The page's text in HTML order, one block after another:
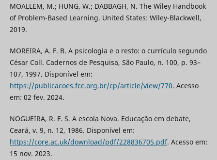
MOALLEM, M.; HUNG, W.; DABBAGH, N. The Wiley Handbook
of Problem-Based Learning. United States: Wiley-Blackwell,
2019.
MOREIRA, A. F. B. A psicologia e o resto: o currículo segundo
César Coll. Cadernos de Pesquisa, São Paulo, n. 100, p. 93–
107, 1997. Disponível em:
https://publicacoes.fcc.org.br/cp/article/view/770. Acesso
em: 02 fev. 2024.
NOGUEIRA, R. F. S. A escola Nova. Educação em debate,
Ceará, v. 9, n. 12, 1986. Disponível em:
https://core.ac.uk/download/pdf/228836705.pdf. Acesso em:
15 nov. 2023.